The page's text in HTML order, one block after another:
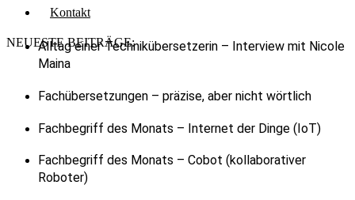
Kontakt
NEUESTE BEITRÄGE:
Alltag einer Technikübersetzerin – Interview mit Nicole
Maina
Fachübersetzungen – präzise, aber nicht wörtlich
Fachbegriff des Monats – Internet der Dinge (IoT)
Fachbegriff des Monats – Cobot (kollaborativer
Roboter)